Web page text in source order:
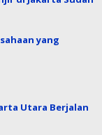
yang
Utara Berjalan